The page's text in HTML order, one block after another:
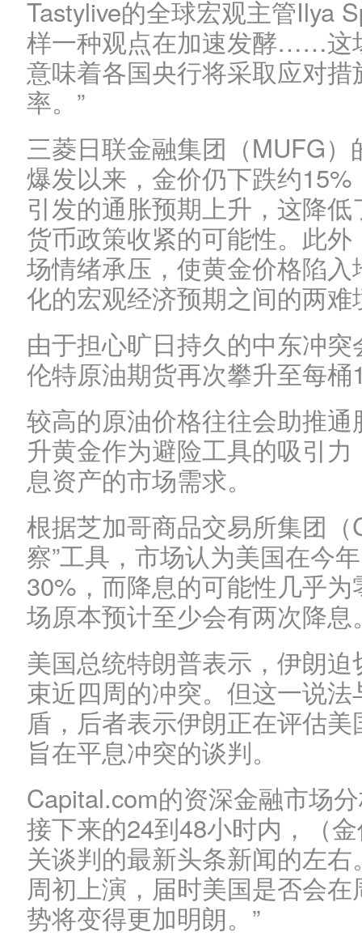
Tastylive的全球宏观主管Ilya
样一种观点在加速发酵……这
意味着各国央行将采取应对
率。”
三菱日联金融集团（MUFG
爆发以来，金价仍下跌约
引发的通胀预期上升，这降
货币政策收紧的可能性。此
场情绪承压，使黄金价格陷
化的宏观经济预期之间的两难
由于担心旷日持久的中东冲
伦特原油期货再次攀升至每
较高的原油价格往往会助推
升黄金作为避险工具的吸引
息资产的市场需求。
根据芝加哥商品交易所集团
察”工具，市场认为美国在今
30%，而降息的可能性几乎
场原本预计至少会有两次降息
美国总统特朗普表示，伊朗
束近四周的冲突。但这一说
盾，后者表示伊朗正在评估
旨在平息冲突的谈判。
Capital.com的资深金融市场
接下来的24到48小时内，（
关谈判的最新头条新闻的左
周初上演，届时美国是否会
势将变得更加明朗。”